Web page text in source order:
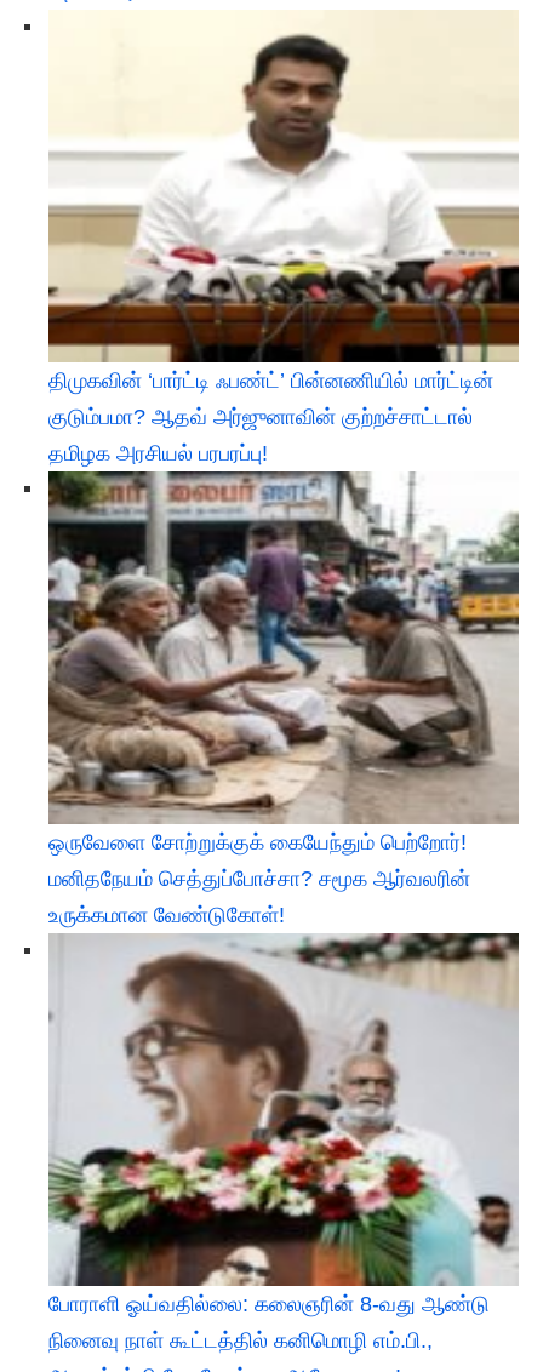
திமுகவின் ‘பார்ட்டி ஃபண்ட்’ பின்னணியில் மார்ட்டின்
குடும்பமா? ஆதவ் அர்ஜுனாவின் குற்றச்சாட்டால்
தமிழக அரசியல் பரபரப்பு!
ஒருவேளை சோற்றுக்குக் கையேந்தும் பெற்றோர்!
மனிதநேயம் செத்துப்போச்சா? சமூக ஆர்வலரின்
உருக்கமான வேண்டுகோள்!
போராளி ஓய்வதில்லை: கலைஞரின் 8-வது ஆண்டு
நினைவு நாள் கூட்டத்தில் கனிமொழி எம்.பி.,